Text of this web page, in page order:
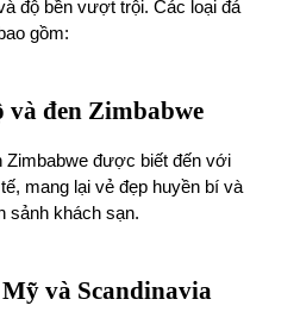
độ bền vượt trội. Các loại đá
gồm:
đen Zimbabwe
Zimbabwe được biết đến với
mang lại vẻ đẹp huyền bí và
sảnh khách sạn.
và Scandinavia